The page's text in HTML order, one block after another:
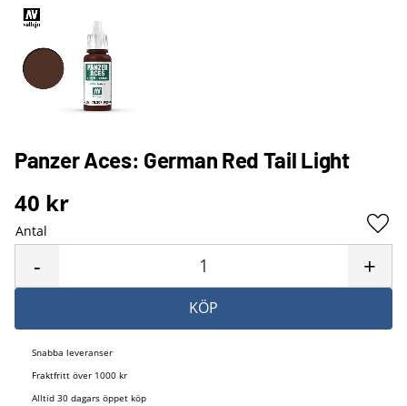
Panzer Aces: German Red Tail Light
40 kr
Antal
+
-
KÖP
Snabba leveranser
Fraktfritt över 1000 kr
Alltid 30 dagars öppet köp